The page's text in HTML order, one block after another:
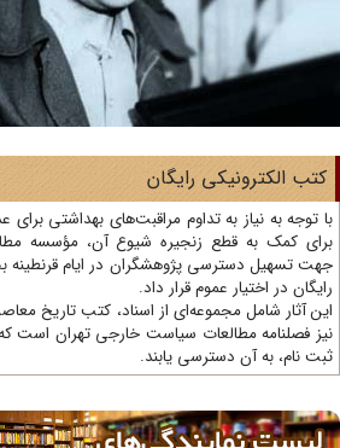
الکترونیکی رایگان
کمک به قطع زنجیره شیوع آن، مؤسسه
تسهیل دسترسی پژوهشگران در ایام قرنطینه
در اختیار عموم قرار داد.
آثار شامل مجموعه‌ای از اسناد، کتب تاریخ
فصلنامه مطالعات سیاست خارجی تهران است که
نام، به آن دسترسی یابند.